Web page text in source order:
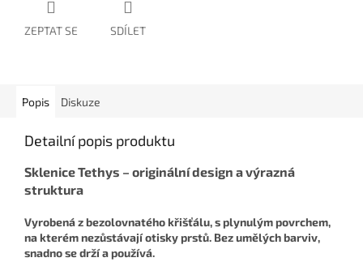
ZEPTAT SE SDÍLET
Popis Diskuze
Detailní popis produktu
Sklenice Tethys – originální design a výrazná
struktura
Vyrobená z bezolovnatého křišťálu, s plynulým povrchem,
na kterém nezůstávají otisky prstů. Bez umělých barviv,
snadno se drží a používá.